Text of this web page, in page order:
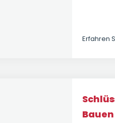
Erfahren
Bauen